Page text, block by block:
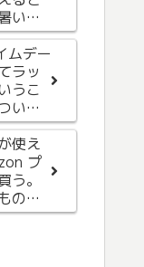
いの
を購
ムデー
ラッ
うこ
いで
使え
プ
う。
の終